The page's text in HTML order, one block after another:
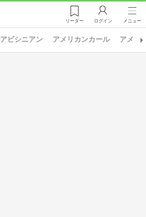
リーダー ログイン メニュー
アビシニアン アメリカンカール アメリ